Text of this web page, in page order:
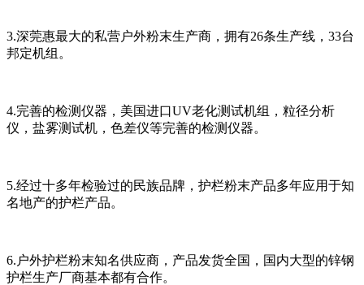
3.深莞惠最大的私营户外粉末生产商，拥有26条生产线，33台
邦定机组。
4.完善的检测仪器，美国进口UV老化测试机组，粒径分析
仪，盐雾测试机，色差仪等完善的检测仪器。
5.经过十多年检验过的民族品牌，护栏粉末产品多年应用于知
名地产的护栏产品。
6.户外护栏粉末知名供应商，产品发货全国，国内大型的锌钢
护栏生产厂商基本都有合作。